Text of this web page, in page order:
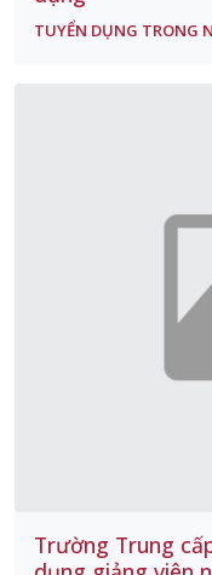
TUYỂN DỤNG TRONG
Trường Trung